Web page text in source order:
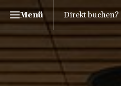
Menü Direkt buchen?